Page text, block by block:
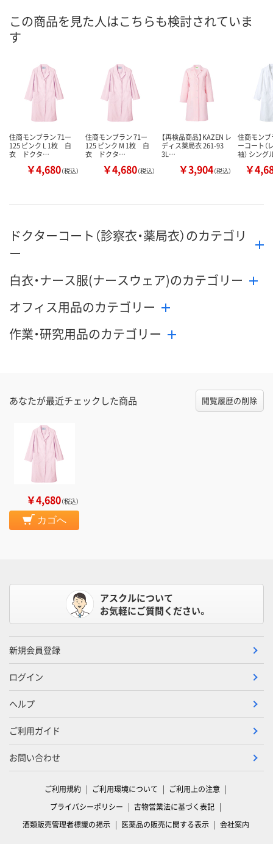
お届け日
カゴへ カゴへ
この商品を見た人はこちらも検討されていま
す
住商モンブラン 71ー
125 ピンク L 1枚 白
衣 ドクタ…
￥4,680（税込）
住商モンブラン 71ー
125 ピンク M 1枚 白
衣 ドクタ…
￥4,680（税込）
【再検品商品】KAZEN レ
ディス薬局衣 261-93
3L…
￥3,904（税込）
住商モン
ーコート（
袖） シン
￥
ドクターコート（診察衣・薬局衣）のカテゴリ
ー
白衣・ナース服(ナースウェア)のカテゴリー
オフィス用品のカテゴリー
作業・研究用品のカテゴリー
あなたが最近チェックした商品 閲覧履歴の削除
￥4,680（税込）
カゴへ
アスクルについて
お気軽にご質問ください。
新規会員登録
ログイン
ヘルプ
ご利用ガイド
お問い合わせ
ご利用規約 ご利用環境について
ご利用上の注意
プライバシーポリシー
古物営業法に基づく表記
酒類販売管理者標識の掲示
医薬品の販売に関する表示 会社案内